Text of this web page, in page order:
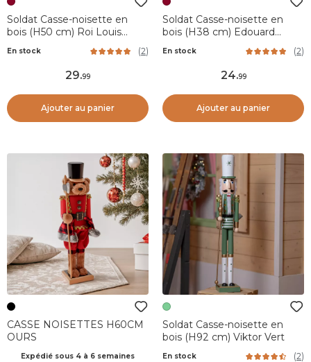
Soldat Casse-noisette en
bois (H50 cm) Roi Louis
En stock (2)
29.99
Ajouter au panier
Soldat Casse-noisette en
bois (H38 cm) Edouard
En stock (2)
24.99
Ajouter au panier
CASSE NOISETTES H60CM
OURS
Expédié sous 4 à 6 semaines
Soldat Casse-noisette en
bois (H92 cm) Viktor Vert
En stock (2)